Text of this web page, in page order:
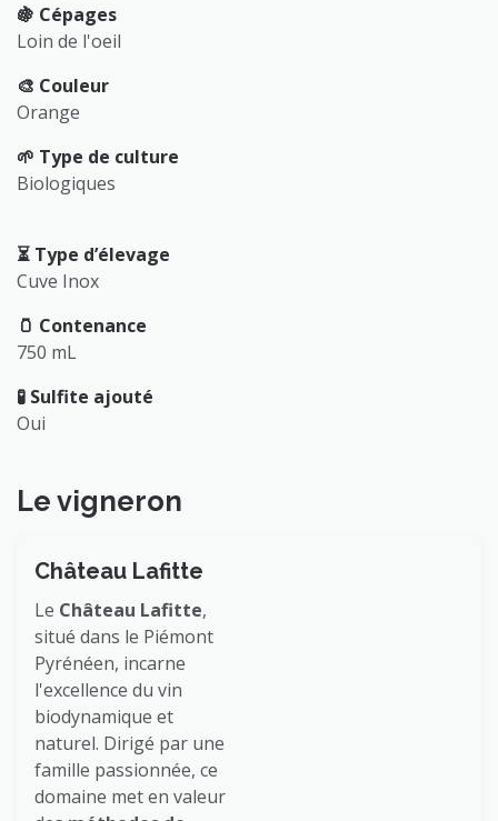
🍇 Cépages
Loin de l'oeil
🎨 Couleur
Orange
🌱 Type de culture
Biologiques
⏳️ Type d’élevage
Cuve Inox
🫙 Contenance
750 mL
🧪 Sulfite ajouté
Oui
Le vigneron
Château Lafitte
Le Château Lafitte,
situé dans le Piémont
Pyrénéen, incarne
l'excellence du vin
biodynamique et
naturel. Dirigé par une
famille passionnée, ce
domaine met en valeur